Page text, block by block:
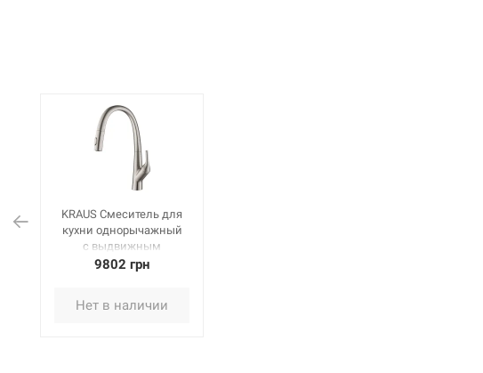
KRAUS Смеситель для
кухни однорычажный
с выдвижным
изливом Arqo KPF-2523
9802 грн
Нет в наличии